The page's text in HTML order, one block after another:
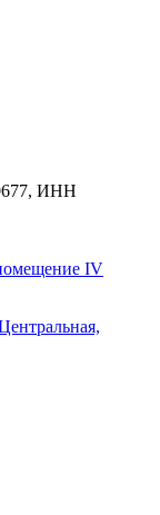
ИНН
IV